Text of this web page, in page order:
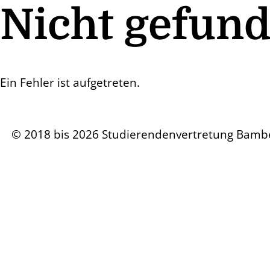
Nicht
Ein Fehler ist aufgetreten.
© 2018 bis 2026 Studierendenvertretung